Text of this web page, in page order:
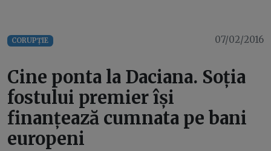
CORUPȚIE 07/02/2016
Cine ponta la Daciana. Soția
fostului premier își
finanțează cumnata pe bani
europeni